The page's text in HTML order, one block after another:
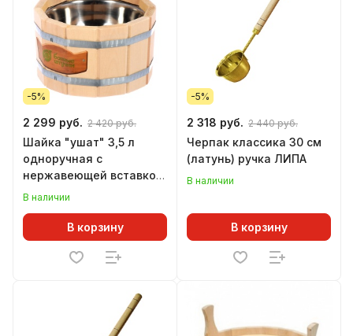
-5%
2 299 руб. 2 420 руб.
Шайка "ушат" 3,5 л
одноручная с
нержавеющей вставкой
ЛИПА Банные штучки
В наличии
В корзину
-5%
2 318 руб. 2 440 руб.
Черпак классика 30 см
(латунь) ручка ЛИПА
В наличии
В корзину